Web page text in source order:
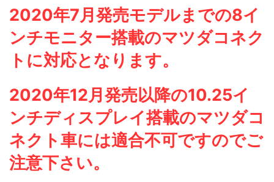
2020年7月発売モデルまでの8イ
ンチモニター搭載のマツダコネク
トに対応となります。
2020年12月発売以降の10.25イ
ンチディスプレイ搭載のマツダコ
ネクト車には適合不可ですのでご
注意下さい。